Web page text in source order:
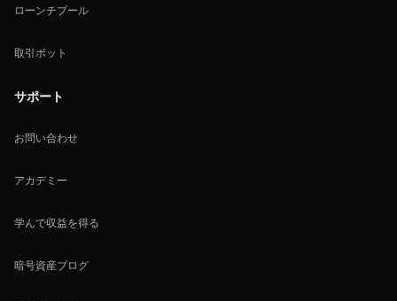
ローンチプール
取引ボット
サポート
お問い合わせ
アカデミー
学んで収益を得る
暗号資産ブログ